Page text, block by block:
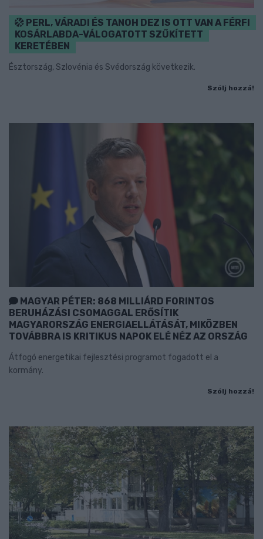
PERL, VÁRADI ÉS TANOH DEZ IS OTT VAN A FÉRFI
KOSÁRLABDA-VÁLOGATOTT SZŰKÍTETT
KERETÉBEN
Észtország, Szlovénia és Svédország következik.
Szólj hozzá!
MAGYAR PÉTER: 868 MILLIÁRD FORINTOS
BERUHÁZÁSI CSOMAGGAL ERŐSÍTIK
MAGYARORSZÁG ENERGIAELLÁTÁSÁT, MIKÖZBEN
TOVÁBBRA IS KRITIKUS NAPOK ELÉ NÉZ AZ ORSZÁG
Átfogó energetikai fejlesztési programot fogadott el a
kormány.
Szólj hozzá!